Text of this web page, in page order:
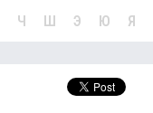
Ч Ш Э Ю Я